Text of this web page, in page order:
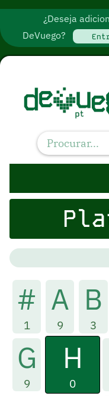
¿Deseja
DeVuego?
#
1
A
9
B
3
G
9
H
0